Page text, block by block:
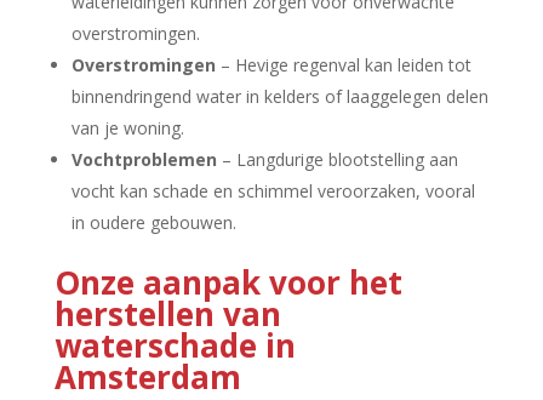
overstromingen.​
Overstromingen – Hevige regenval kan leiden tot
binnendringend water in kelders of laaggelegen delen
van je woning.​
Vochtproblemen – Langdurige blootstelling aan
vocht kan schade en schimmel veroorzaken, vooral
in oudere gebouwen.​
Onze aanpak voor het
herstellen van
waterschade in
Amsterdam